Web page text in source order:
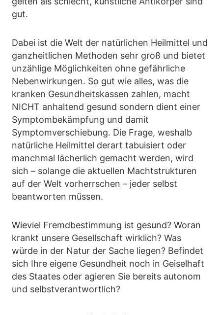
gut.
Dabei ist die Welt der natürlichen Heilmittel und
ganzheitlichen Methoden sehr groß und bietet
unzählige Möglichkeiten ohne gefährliche
Nebenwirkungen. So gut wie alles, was die
kranken Gesundheitskassen zahlen, macht
NICHT anhaltend gesund sondern dient einer
Symptombekämpfung und damit
Symptomverschiebung. Die Frage, weshalb
natürliche Heilmittel derart tabuisiert oder
manchmal lächerlich gemacht werden, wird
sich – solange die aktuellen Machtstrukturen
auf der Welt vorherrschen – jeder selbst
beantworten müssen.
Wieviel Fremdbestimmung ist gesund? Woran
krankt unsere Gesellschaft wirklich? Was
würde in der Natur der Sache liegen? Befindet
sich Ihre eigene Gesundheit noch in Geiselhaft
des Staates oder agieren Sie bereits autonom
und selbstverantwortlich?